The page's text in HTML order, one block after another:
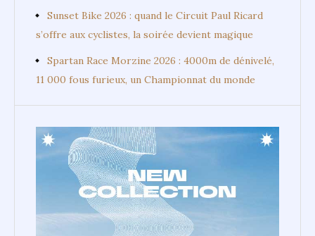
Sunset Bike 2026 : quand le Circuit Paul Ricard
s’offre aux cyclistes, la soirée devient magique
Spartan Race Morzine 2026 : 4000m de dénivelé,
11 000 fous furieux, un Championnat du monde